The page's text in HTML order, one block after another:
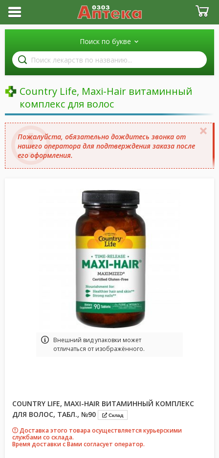
Поиск по букве
Поиск
лекарств
по
названию
Country Life, Maxi-Hair витаминный
комплекс для волос
Пожалуйста, обязательно дождитесь звонка от
нашего оператора для подтверждения заказа после
его оформления.
Bнешний вид упаковки может
отличаться от изображённого.
COUNTRY LIFE, MAXI-HAIR ВИТАМИННЫЙ КОМПЛЕКС
ДЛЯ ВОЛОС, ТАБЛ., №90
Склад
Доставка этого товара осуществляется курьерскими
службами со склада.
Время доставки с Вами согласует оператор.